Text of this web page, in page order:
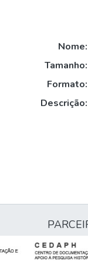
Nome:
Tamanho:
Formato:
Descrição: